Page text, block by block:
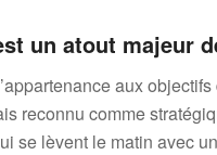
un atout majeur
aux
reconnu comme
se lèvent le matin avec